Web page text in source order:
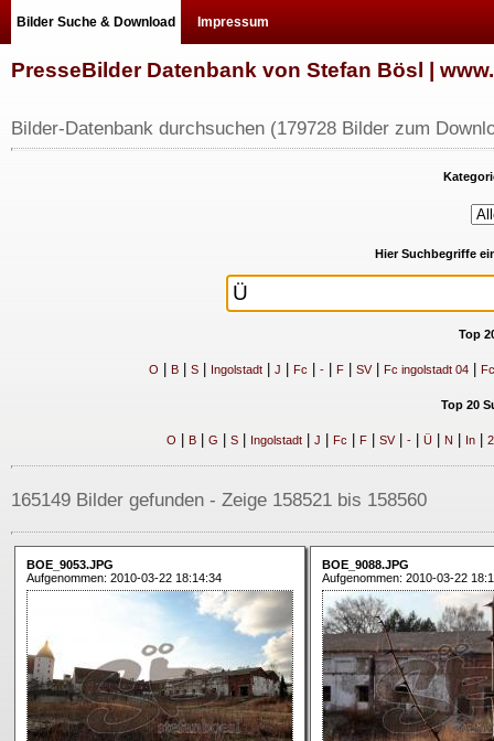
Bilder Suche & Download Impressum
PresseBilder Datenbank von Stefan Bösl |
Bilder-Datenbank durchsuchen (179728 Bilder zum
Hier Suchbegriffe
Top
O B| S| Ingolstadt| J Fc -| F| SV| Fc ingolstadt 04|
Top 20
O B| G S| Ingolstadt| J Fc F| SV| -| Ü| N In| 2
165149 Bilder gefunden - Zeige 158521 bis 158560
BOE_9053.JPG
Aufgenommen: 2010-03-22 18:14:34
BOE_9088.JPG
Aufgenommen: 2010-03-22